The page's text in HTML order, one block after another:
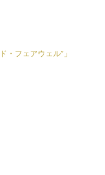
フェアウェル”」